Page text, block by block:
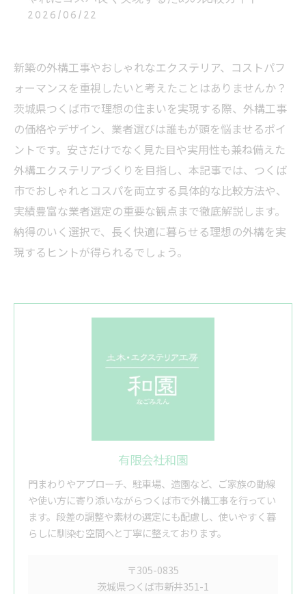
2026/06/22
新築の外構工事やおしゃれなエクステリア、コストパフ
ォーマンスを重視したいと考えたことはありませんか？
茨城県つくば市で理想の住まいを実現する際、外構工事
の価格やデザイン、業者選びは誰もが頭を悩ませるポイ
ントです。安さだけでなく見た目や実用性も兼ね備えた
外構エクステリアづくりを目指し、本記事では、つくば
市でおしゃれとコスパを両立する具体的な比較方法や、
実績豊富な業者選定の重要な観点まで徹底解説します。
納得のいく選択で、長く快適に暮らせる理想の外構を実
現するヒントが得られるでしょう。
有限会社和園
門まわりやアプローチ、駐車場、造園など、ご家族の動線
や使い方に寄り添いながらつくば市で外構工事を行ってい
ます。段差の調整や素材の選定にも配慮し、使いやすく暮
らしに馴染む空間へと丁寧に整えております。
〒305-0835
茨城県つくば市新井351-1